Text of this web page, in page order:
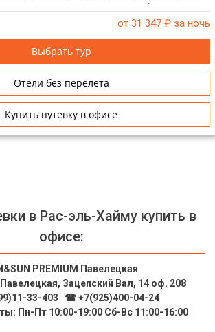
персонал. При заезде берется
от 31 347 ₽ за ночь
Выбрать тур
Отели без перелета
Купить путевку в офисе
в Рас-эль-Хайму купить в
офисе:
PREMIUM Павелецкая
Зацепский Вал, 14 оф. 208
33-403
☎ +7(925)400-04-24
Пн-Пт 10:00-19:00 Сб-Вс 11:00-16:00